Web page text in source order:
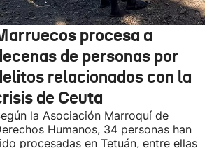
procesa a
de personas por
relacionados con la
de Ceuta
la Asociación Marroquí de
Humanos, 34 personas han
procesadas en Tetuán, entre ellas